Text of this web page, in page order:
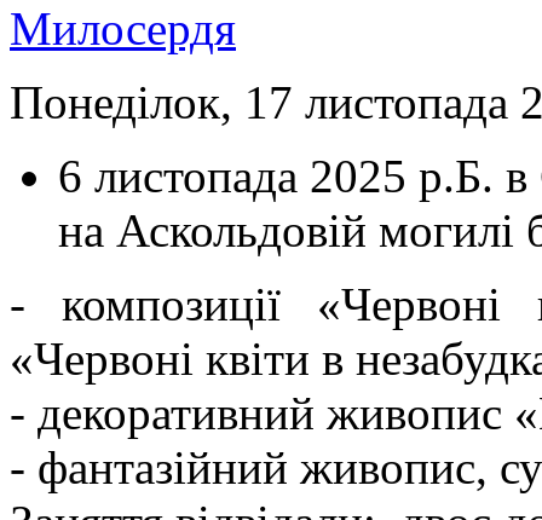
Милосердя
Понеділок, 17 листопада
6 листопада 2025 р.Б. в
на Аскольдовій могилі
- композиції «Червоні
«Червоні квіти в
- декоративний живопис
- фантазійний живопис,